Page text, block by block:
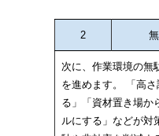
2
次に、作業環境の無
を進めます。 「高
る」「資材置き場か
ルにする」などが対